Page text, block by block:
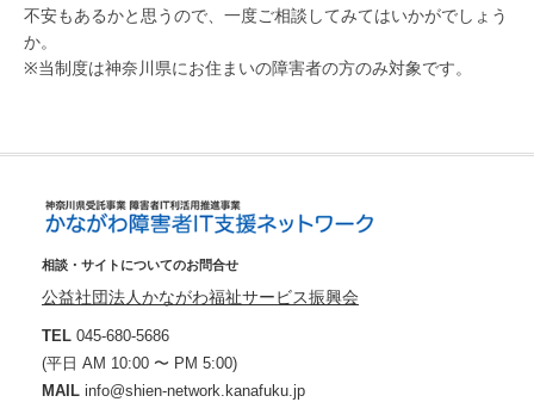
不安もあるかと思うので、一度ご相談してみてはいかがでしょう
か。
※当制度は神奈川県にお住まいの障害者の方のみ対象です。
相談・サイトについてのお問合せ
公益社団法人かながわ福祉サービス振興会
TEL 045-680-5686
(平日 AM 10:00 〜 PM 5:00)
MAIL info@shien-network.kanafuku.jp